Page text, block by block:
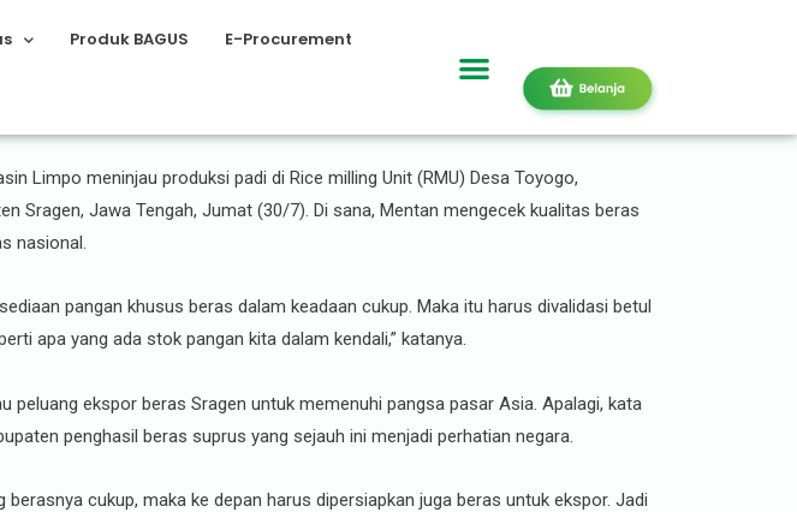
Produk BAGUS E-Procurement
untuk Pasar Asia
Limpo meninjau produksi padi di Rice milling Unit (RMU) Desa Toyogo,
Sragen, Jawa Tengah, Jumat (30/7). Di sana, Mentan mengecek kualitas beras
nasional.
pangan khusus beras dalam keadaan cukup. Maka itu harus divalidasi betul
apa yang ada stok pangan kita dalam kendali,” katanya.
peluang ekspor beras Sragen untuk memenuhi pangsa pasar Asia. Apalagi, kata
penghasil beras suprus yang sejauh ini menjadi perhatian negara.
cukup, maka ke depan harus dipersiapkan juga beras untuk ekspor. Jadi